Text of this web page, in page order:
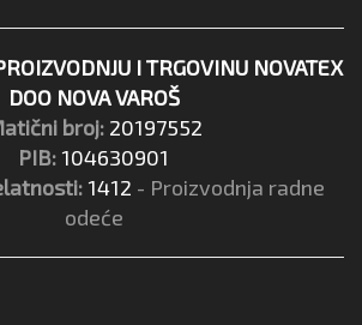
I TRGOVINU NOVATEX
DOO NOVA VAROŠ
broj: 20197552
PIB: 104630901
1412 - Proizvodnja radne
odeće